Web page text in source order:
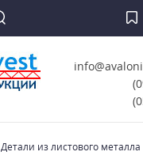
Детали из листового металла